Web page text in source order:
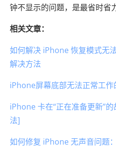
钟不显示的问题，是最省时省
相关文章：
如何解决 iPhone 恢复模式无
解决方法
iPhone屏幕底部无法正常工
iPhone 卡在“正在准备更新”
法]
如何修复 iPhone 无声音问题